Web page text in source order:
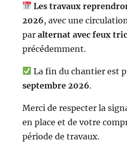
Les travaux
2026, avec une
par alternat avec feux
précédemment.
La fin du chantier est
septembre 2026.
Merci de respecter la
en place et de votre
période de travaux.